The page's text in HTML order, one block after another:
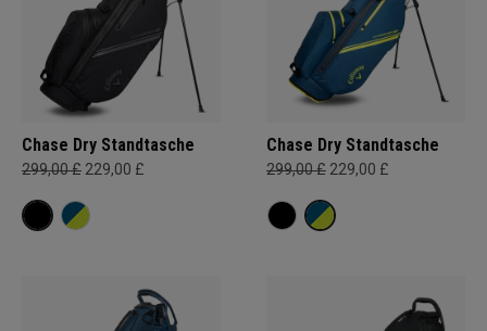
Chase Dry Standtasche
299,00 £ 229,00 £
Chase Dry Standtasche
299,00 £ 229,00 £